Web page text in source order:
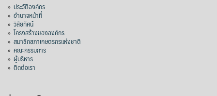
» ประวัติองค์กร
» อำนาจหน้าที่
» วิสัยทัศน์
» โครงสร้างขององค์กร
» สมาชิกสภาเกษตรกรแห่งชาติ
» คณะกรรมการ
» ผู้บริหาร
» ติดต่อเรา